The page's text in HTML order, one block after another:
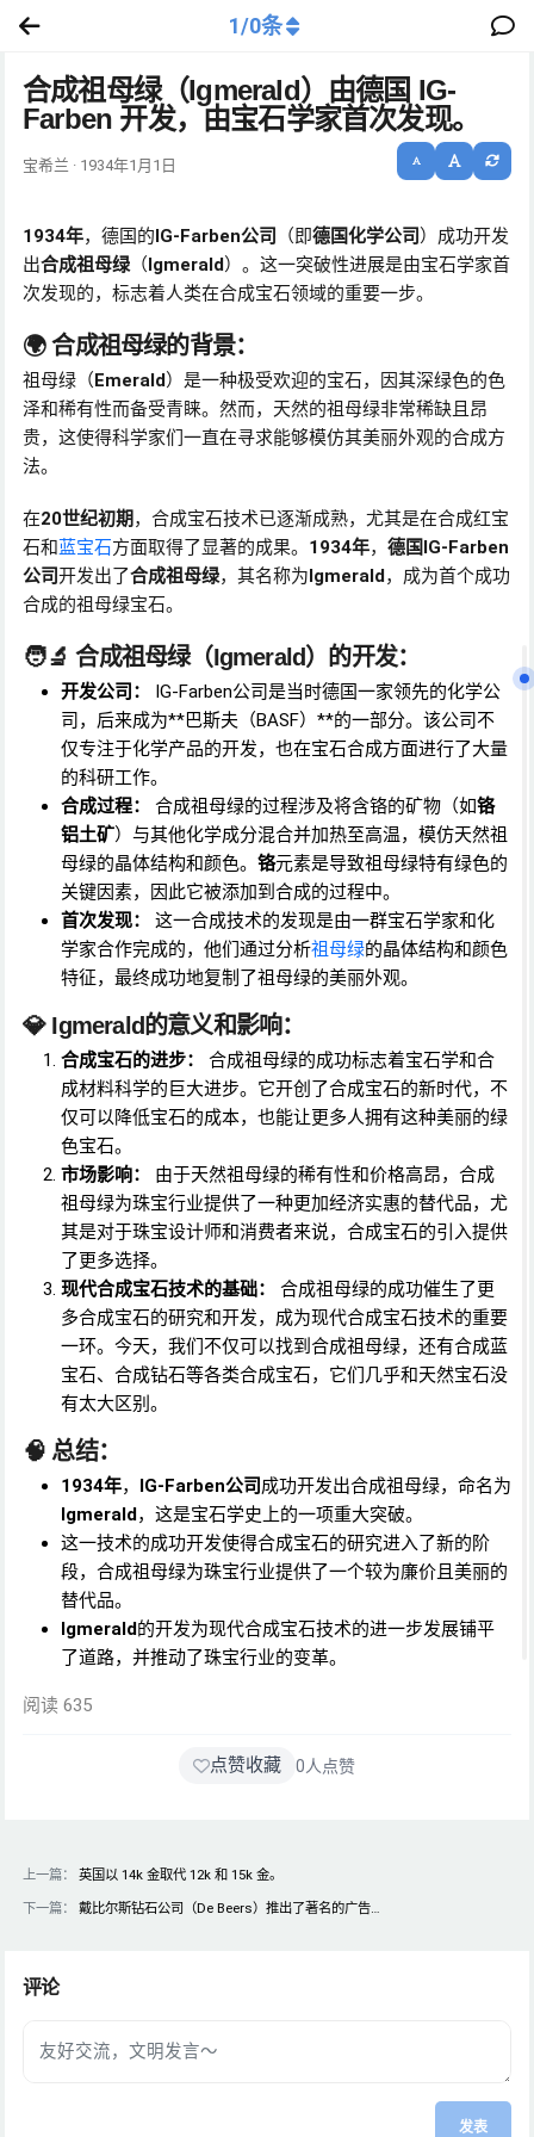
合成祖母绿（Igmerald）由德国 IG-
Farben 开发，由宝石学家首次发现。
宝希兰 · 1934年1月1日
1934年，德国的IG-Farben公司 （即德国化学公司）成功开发
出合成祖母绿（Igmerald）。这一突破性进展是由宝石学家首
次发现的，标志着人类在合成宝石领域的重要一步。
🌍合成祖母绿的背景：
祖母绿（Emerald）是一种极受欢迎的宝石，因其深绿色的色
泽和稀有性而备受青睐。然而，天然的祖母绿非常稀缺且昂
贵，这使得科学家们一直在寻求能够模仿其美丽外观的合成方
法。
在20世纪初期 ，合成宝石技术已逐渐成熟，尤其是在合成红宝
石和蓝宝石方面取得了显著的成果。 1934年， 德国IG-Farben
公司开发出了合成祖母绿，其名称为Igmerald，成为首个成功
合成的祖母绿宝石。
🧑‍🔬合成祖母绿（Igmerald）的开发：
开发公司：
IG-Farben公司是当时德国一家领先的化学公
司，后来成为**巴斯夫（BASF）**的一部分。该公司不
仅专注于化学产品的开发，也在宝石合成方面进行了大量
的科研工作。
合成过程：
合成祖母绿的过程涉及将含铬的矿物（如铬
铝土矿）与其他化学成分混合并加热至高温，模仿天然祖
母绿的晶体结构和颜色。 铬元素是导致祖母绿特有绿色的
关键因素，因此它被添加到合成的过程中。
首次发现：
这一合成技术的发现是由一群宝石学家和化
学家合作完成的，他们通过分析祖母绿的晶体结构和颜色
特征，最终成功地复制了祖母绿的美丽外观。
💎 Igmerald的意义和影响：
合成宝石的进步：
合成祖母绿的成功标志着宝石学和合
成材料科学的巨大进步。它开创了合成宝石的新时代，不
仅可以降低宝石的成本，也能让更多人拥有这种美丽的绿
色宝石。
市场影响：
由于天然祖母绿的稀有性和价格高昂，合成
祖母绿为珠宝行业提供了一种更加经济实惠的替代品，尤
其是对于珠宝设计师和消费者来说，合成宝石的引入提供
了更多选择。
现代合成宝石技术的基础：
合成祖母绿的成功催生了更
多合成宝石的研究和开发，成为现代合成宝石技术的重要
一环。今天，我们不仅可以找到合成祖母绿，还有合成蓝
宝石、合成钻石等各类合成宝石，它们几乎和天然宝石没
有太大区别。
🧠 总结：
1934年， IG-Farben公司成功开发出合成祖母绿，命名为
Igmerald，这是宝石学史上的一项重大突破。
这一技术的成功开发使得合成宝石的研究进入了新的阶
段，合成祖母绿为珠宝行业提供了一个较为廉价且美丽的
替代品。
Igmerald的开发为现代合成宝石技术的进一步发展铺平
了道路，并推动了珠宝行业的变革。
阅读 635
点赞收藏 0人点赞
上一篇：
英国以 14k 金取代 12k 和 15k 金。
下一篇：
戴比尔斯钻石公司（De Beers）推出了著名的广告…
评论
发表
1/0条